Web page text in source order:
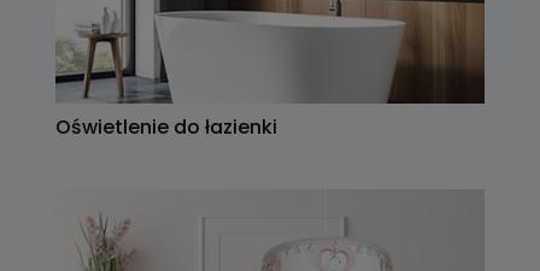
Oświetlenie do łazienki